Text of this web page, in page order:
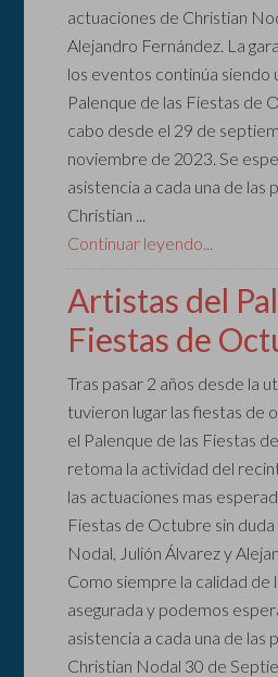
actuaciones de Christian
Alejandro Fernández. La
los eventos continúa siendo
Palenque de las Fiestas de
cabo desde el 29 de
noviembre de 2023. Se
asistencia a cada una de las
Christian ...
Continuar leyendo...
Artistas del
Fiestas de
Tras pasar 2 años desde la
tuvieron lugar las fiestas de
el Palenque de las Fiestas
retoma la actividad del
las actuaciones mas
Fiestas de Octubre sin duda
Nodal, Julión Álvarez y
Como siempre la calidad de
asegurada y podemos
asistencia a cada una de las
Christian Nodal 30 de